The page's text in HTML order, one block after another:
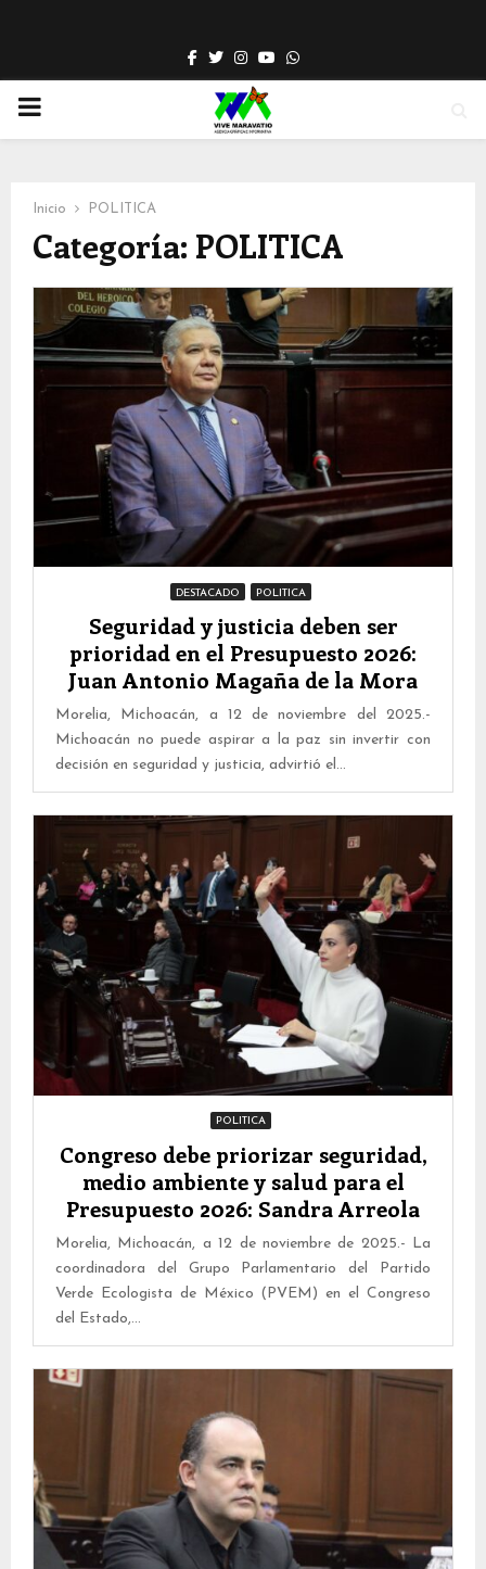
Facebook
TwitterInstagram
YoutubeWhatsapp
PRIMARY
Inicio POLITICA
Categoría: POLITICA
DESTACADO POLITICA
Seguridad y justicia deben ser
prioridad en el Presupuesto 2026:
Juan Antonio Magaña de la Mora
Morelia, Michoacán, a 12 de noviembre del 2025.-
Michoacán no puede aspirar a la paz sin invertir con
decisión en seguridad y justicia, advirtió el...
POLITICA
Congreso debe priorizar seguridad,
medio ambiente y salud para el
Presupuesto 2026: Sandra Arreola
Morelia, Michoacán, a 12 de noviembre de 2025.- La
coordinadora del Grupo Parlamentario del Partido
Verde Ecologista de México (PVEM) en el Congreso
del Estado,...